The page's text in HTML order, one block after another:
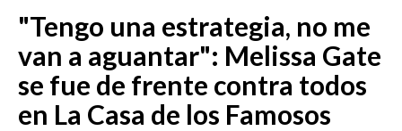
EMISIÓN 12:30 PM
EMISIÓN 7:00 PM
"Tengo una estrategia, no me
van a aguantar": Melissa Gate
se fue de frente contra todos
en La Casa de los Famosos